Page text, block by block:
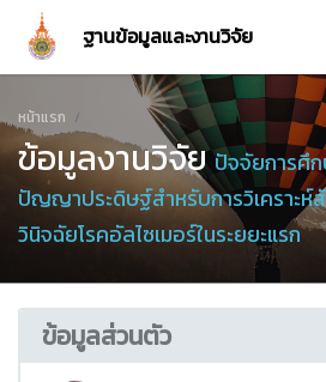
ฐานข้อมูลและงานวิจัย
หน้าแรก
ข้อมูลงานวิจัยปัจจัยการศึ
ปัญญาประดิษฐ์สำหรับการวิเคราะ
วินิจฉัยโรคอัลไซเมอร์ในระยยะแรก
ข้อมูลส่วนตัว